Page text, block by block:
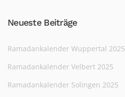
Neueste Beiträge
Ramadankalender Wuppertal 2025
Ramadankalender Velbert 2025
Ramadankalender Solingen 2025